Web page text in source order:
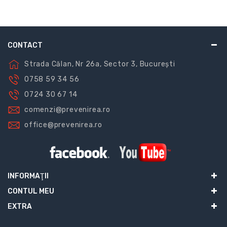
CONTACT
Strada Călan, Nr 26a, Sector 3, București
0758 59 34 56
0724 30 67 14
comenzi@prevenirea.ro
office@prevenirea.ro
INFORMAŢII
CONTUL MEU
EXTRA